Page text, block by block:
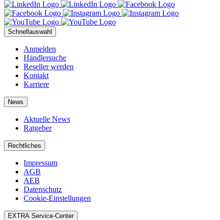
Schnellauswahl
Anmelden
Händlersuche
Reseller werden
Kontakt
Karriere
News
Aktuelle News
Ratgeber
Rechtliches
Impressum
AGB
AEB
Datenschutz
Cookie-Einstellungen
EXTRA Service-Center